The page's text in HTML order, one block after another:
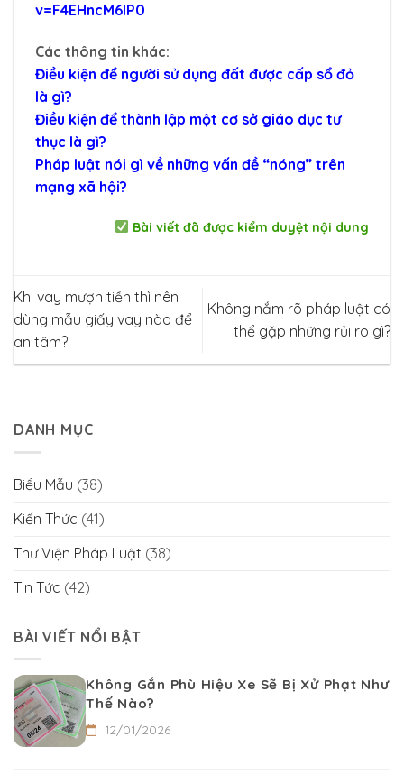
v=F4EHncM6lP0
Các thông tin khác:
Điều kiện để người sử dụng đất được cấp sổ đỏ
là gì?
Điều kiện để thành lập một cơ sở giáo dục tư
thục là gì?
Pháp luật nói gì về những vấn đề “nóng” trên
mạng xã hội?
Bài viết đã được kiểm duyệt nội dung
Khi vay mượn tiền thì nên
dùng mẫu giấy vay nào để
an tâm?
Không nắm rõ pháp luật có
thể gặp những rủi ro gì?
DANH MỤC
Biểu Mẫu (38)
Kiến Thức (41)
Thư Viện Pháp Luật (38)
Tin Tức (42)
BÀI VIẾT NỔI BẬT
Không Gắn Phù Hiệu Xe Sẽ Bị Xử Phạt Như
Thế Nào?
12/01/2026